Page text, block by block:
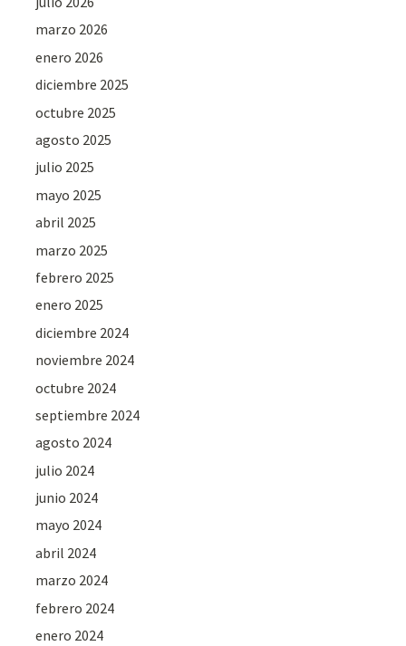
marzo 2026
enero 2026
diciembre 2025
octubre 2025
agosto 2025
julio 2025
mayo 2025
abril 2025
marzo 2025
febrero 2025
enero 2025
diciembre 2024
noviembre 2024
octubre 2024
septiembre 2024
agosto 2024
julio 2024
junio 2024
mayo 2024
abril 2024
marzo 2024
febrero 2024
enero 2024